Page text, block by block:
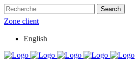
Zone client
English